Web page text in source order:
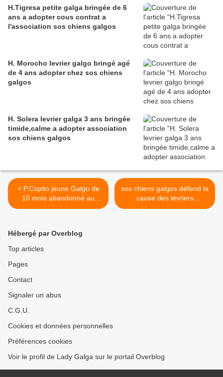
H.Tigresa petite galga bringée de 6
ans a adopter cous contrat a
l'association sos chiens galgos
H. Morocho levrier galgo bringé agé
de 4 ans adopter chez sos chiens
galgos
H. Solera levrier galga 3 ans bringée
timide,calme a adopter association
sos chiens galgos
< P.Copito jeune Galgo de
10 mois abandonné au
refuge cherche sa nouvelle
sos chiens galgos défend la
cause des lévriers
d'Espagne à Animal'art
Hébergé par Overblog
Top articles
Pages
Contact
Signaler un abus
C.G.U.
Cookies et données personnelles
Préférences cookies
Voir le profil de Lady Galga sur le portail Overblog